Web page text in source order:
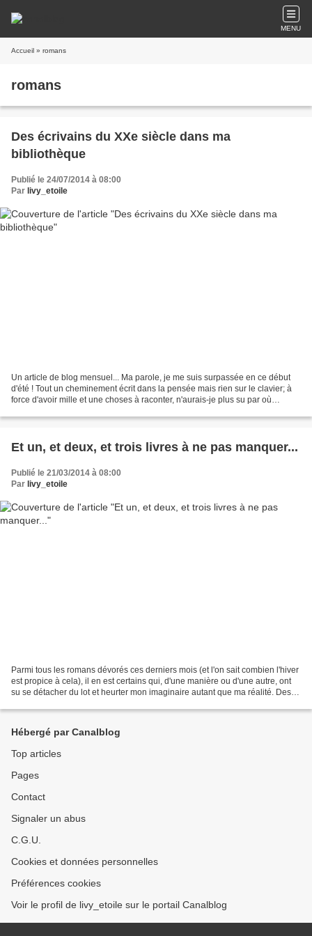
MENU
Accueil » romans
romans
Des écrivains du XXe siècle dans ma
bibliothèque
Publié le 24/07/2014 à 08:00
Par livy_etoile
Un article de blog mensuel... Ma parole, je me suis surpassée en ce début
d'été ! Tout un cheminement écrit dans la pensée mais rien sur le clavier; à
force d'avoir mille et une choses à raconter, n'aurais-je plus su par où
Et un, et deux, et trois livres à ne pas manquer...
Publié le 21/03/2014 à 08:00
Par livy_etoile
Parmi tous les romans dévorés ces derniers mois (et l'on sait combien l'hiver
est propice à cela), il en est certains qui, d'une manière ou d'une autre, ont
su se détacher du lot et heurter mon imaginaire autant que ma réalité. Des
Hébergé par Canalblog
Top articles
Pages
Contact
Signaler un abus
C.G.U.
Cookies et données personnelles
Préférences cookies
Voir le profil de livy_etoile sur le portail Canalblog